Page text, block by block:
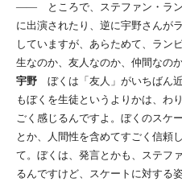
―― ところで、ステファン・ラン
に出演されたり、逆に宇野さんが
していますが、あらためて、ラン
生なのか、友人なのか、仲間なの
宇野 ぼくは「友人」がいちばん
もぼくを生徒というよりかは、わ
ごく感じるんですよ。ぼくのスケ
とか、人間性を含めてすごく信頼
て。ぼくは、発言とかも、ステフ
るんですけど、スケートに対する